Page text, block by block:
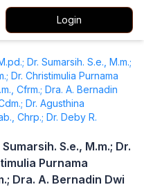
Login
Dr. Sumarsih. S.e., M.m.;
Dr. Christimulia Purnama
Cfrm.; Dra. A. Bernadin
Dr. Agusthina
Chrp.; Dr. Deby R.
S.e., M.m.; Dr.
Purnama
Dra. A. Bernadin Dwi